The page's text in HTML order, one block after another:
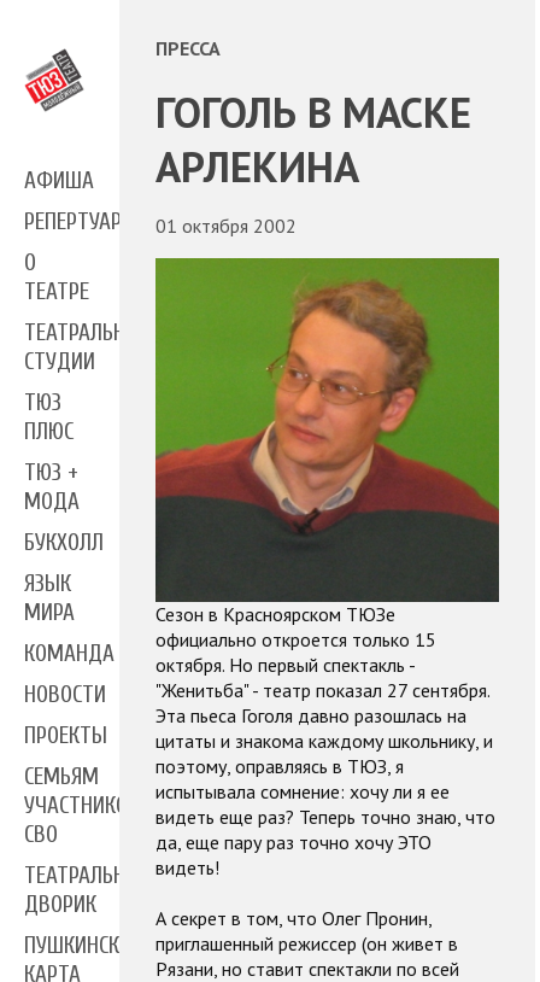
АФИША
РЕПЕРТУАР
О
ТЕАТРЕ
ТЕАТРАЛЬНЫЕ
СТУДИИ
ТЮЗ
ПЛЮС
ТЮЗ +
МОДА
БУКХОЛЛ
ЯЗЫК
МИРА
КОМАНДА
НОВОСТИ
ПРОЕКТЫ
СЕМЬЯМ
УЧАСТНИКОВ
СВО
ТЕАТРАЛЬНЫЙ
ДВОРИК
ПУШКИНСКАЯ
КАРТА
ПРЕССА
ГОГОЛЬ В МАСКЕ
АРЛЕКИНА
01 октября 2002
Сезон в Красноярском ТЮЗе
официально откроется только 15
октября. Но первый спектакль -
"Женитьба" - театр показал 27 сентября.
Эта пьеса Гоголя давно разошлась на
цитаты и знакома каждому школьнику, и
поэтому, оправляясь в ТЮЗ, я
испытывала сомнение: хочу ли я ее
видеть еще раз? Теперь точно знаю, что
да, еще пару раз точно хочу ЭТО
видеть!
А секрет в том, что Олег Пронин,
приглашенный режиссер (он живет в
Рязани, но ставит спектакли по всей